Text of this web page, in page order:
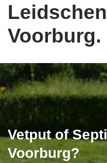
Voorburg.
Vetput of
Voorburg?